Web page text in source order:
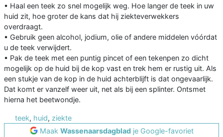
• Haal een teek zo snel mogelijk weg. Hoe langer de teek in uw
huid zit, hoe groter de kans dat hij ziekteverwekkers
overdraagt.
• Gebruik geen alcohol, jodium, olie of andere middelen vóórdat
u de teek verwijdert.
• Pak de teek met een puntig pincet of een tekenpen zo dicht
mogelijk op de huid bij de kop vast en trek hem er rustig uit. Als
een stukje van de kop in de huid achterblijft is dat ongevaarlijk.
Dat komt er vanzelf weer uit, net als bij een splinter. Ontsmet
hierna het beetwondje.
teek, huid, ziekte
Maak Wassenaarsdagbladje Google-favoriet